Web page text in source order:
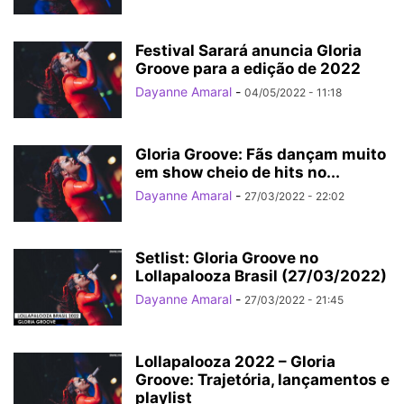
Festival Sarará anuncia Gloria
Groove para a edição de 2022
Dayanne Amaral - 04/05/2022 - 11:18
Gloria Groove: Fãs dançam muito
em show cheio de hits no...
Dayanne Amaral - 27/03/2022 - 22:02
Setlist: Gloria Groove no
Lollapalooza Brasil (27/03/2022)
Dayanne Amaral - 27/03/2022 - 21:45
Lollapalooza 2022 – Gloria
Groove: Trajetória, lançamentos e
playlist